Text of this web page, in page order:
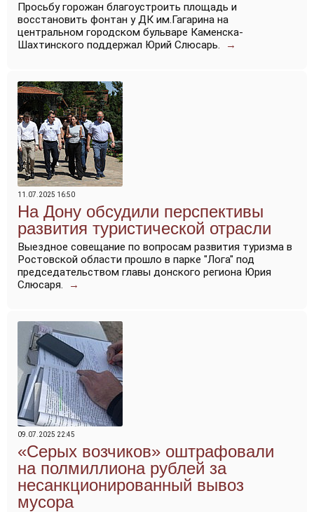
Просьбу горожан благоустроить площадь и
восстановить фонтан у ДК им.Гагарина на
центральном городском бульваре Каменска-
Шахтинского поддержал Юрий Слюсарь.
→
11.07.2025 16:50
На Дону обсудили перспективы
развития туристической отрасли
Выездное совещание по вопросам развития туризма в
Ростовской области прошло в парке "Лога" под
председательством главы донского региона Юрия
Слюсаря.
→
09.07.2025 22:45
«Серых возчиков» оштрафовали
на полмиллиона рублей за
несанкционированный вывоз
мусора